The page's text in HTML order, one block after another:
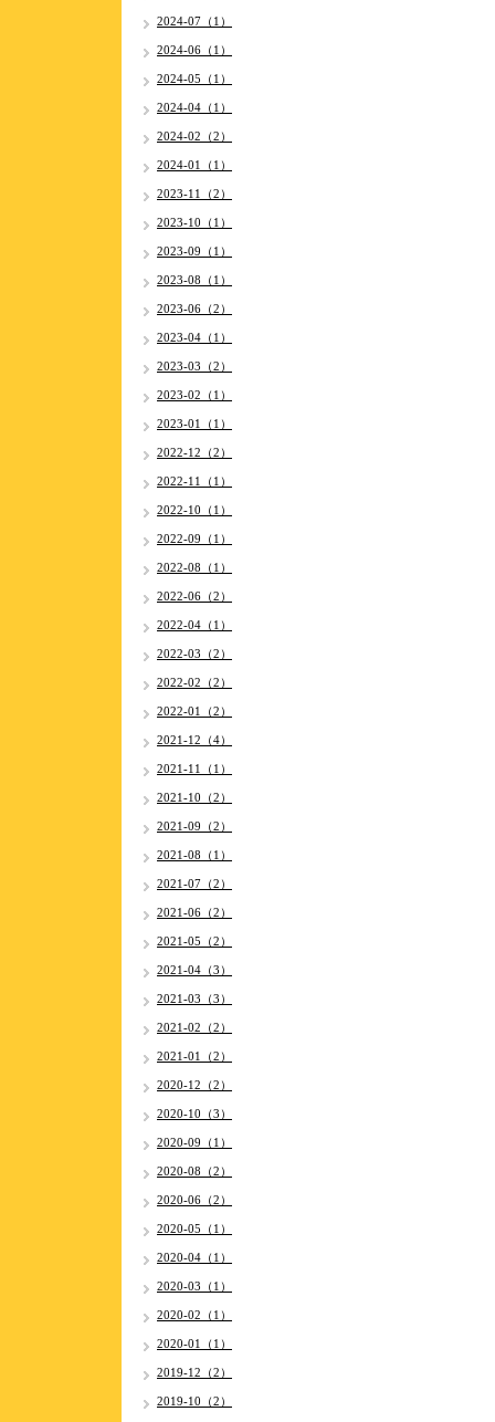
2024-07（1）
2024-06（1）
2024-05（1）
2024-04（1）
2024-02（2）
2024-01（1）
2023-11（2）
2023-10（1）
2023-09（1）
2023-08（1）
2023-06（2）
2023-04（1）
2023-03（2）
2023-02（1）
2023-01（1）
2022-12（2）
2022-11（1）
2022-10（1）
2022-09（1）
2022-08（1）
2022-06（2）
2022-04（1）
2022-03（2）
2022-02（2）
2022-01（2）
2021-12（4）
2021-11（1）
2021-10（2）
2021-09（2）
2021-08（1）
2021-07（2）
2021-06（2）
2021-05（2）
2021-04（3）
2021-03（3）
2021-02（2）
2021-01（2）
2020-12（2）
2020-10（3）
2020-09（1）
2020-08（2）
2020-06（2）
2020-05（1）
2020-04（1）
2020-03（1）
2020-02（1）
2020-01（1）
2019-12（2）
2019-10（2）